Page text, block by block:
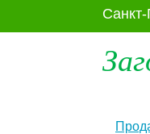
Санкт-